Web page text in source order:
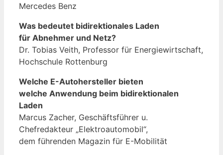
Mercedes Benz
Was bedeutet bidirektionales Laden
für Abnehmer und Netz?
Dr. Tobias Veith, Professor für Energiewirtschaft,
Hochschule Rottenburg
Welche E-Autohersteller bieten
welche Anwendung beim bidirektionalen
Laden
Marcus Zacher, Geschäftsführer u.
Chefredakteur „Elektroautomobil“,
dem führenden Magazin für E-Mobilität